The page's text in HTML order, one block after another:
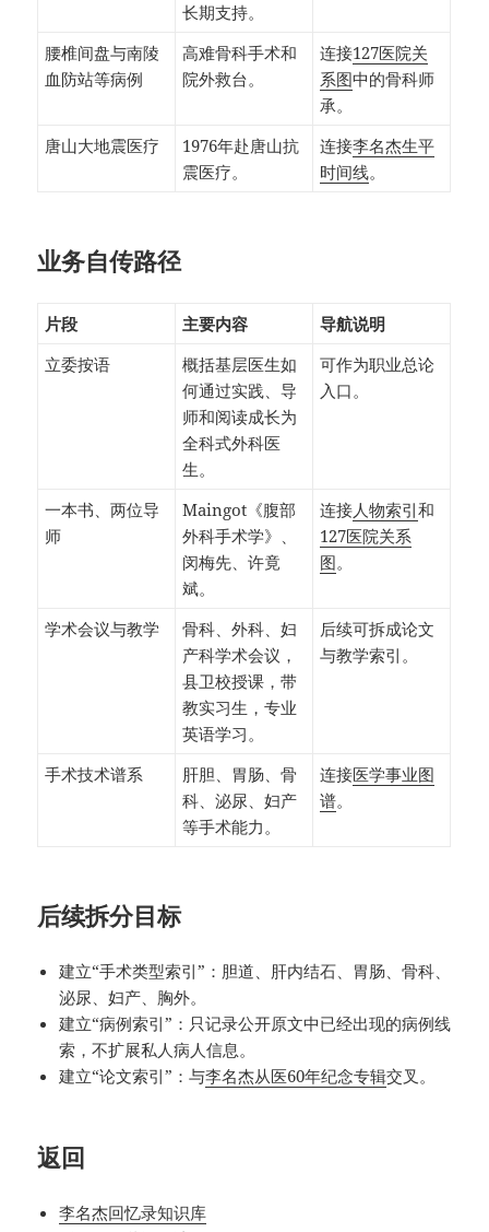
长期支持。
腰椎间盘与南陵
血防站等病例
高难骨科手术和
院外救台。
连接127医院关
系图中的骨科师
承。
唐山大地震医疗
1976年赴唐山抗
震医疗。
连接李名杰生平
时间线。
业务自传路径
片段 主要内容
导航说明
立委按语
概括基层医生如
何通过实践、导
师和阅读成长为
全科式外科医
生。
可作为职业总论
入口。
一本书、两位导
师
Maingot《腹部
外科手术学》、
闵梅先、许竟
斌。
连接人物索引和
127医院关系
图。
学术会议与教学
骨科、外科、妇
产科学术会议，
县卫校授课，带
教实习生，专业
英语学习。
后续可拆成论文
与教学索引。
手术技术谱系
肝胆、胃肠、骨
科、泌尿、妇产
等手术能力。
连接医学事业图
谱。
后续拆分目标
建立“手术类型索引”：胆道、肝内结石、胃肠、骨科、
泌尿、妇产、胸外。
建立“病例索引”：只记录公开原文中已经出现的病例线
索，不扩展私人病人信息。
建立“论文索引”：与李名杰从医60年纪念专辑交叉。
返回
李名杰回忆录知识库